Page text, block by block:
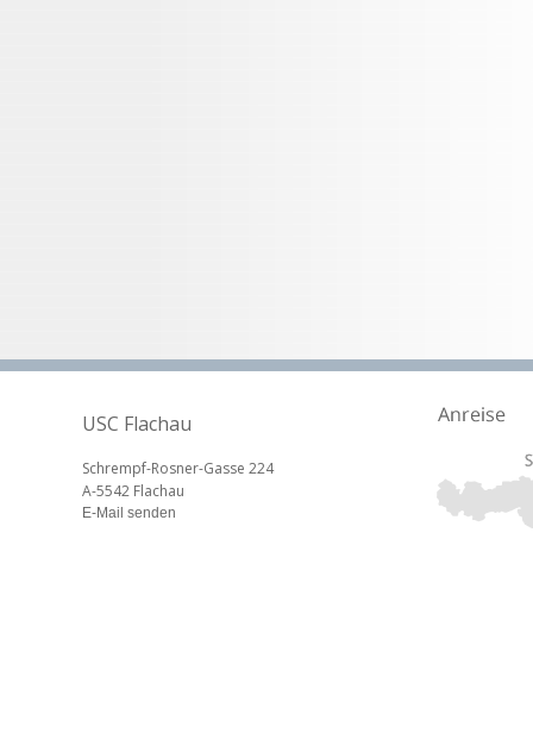
USC Flachau
Schrempf-Rosner-Gasse 224
A-5542 Flachau
E-Mail senden